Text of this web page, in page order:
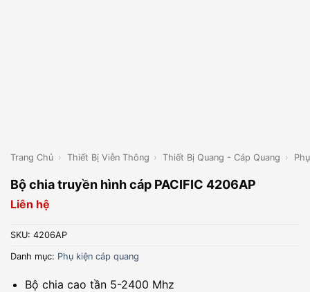
Trang Chủ › Thiết Bị Viễn Thông › Thiết Bị Quang - Cáp Quang ›
Bộ chia truyền hình cáp PACIFIC 4206AP
Liên hệ
SKU: 4206AP
Danh mục: Phụ kiện cáp quang
Bộ chia cao tần 5-2400 Mhz